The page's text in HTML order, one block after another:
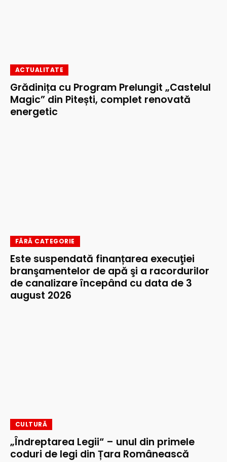
ACTUALITATE
Grădinița cu Program Prelungit „Castelul
Magic” din Pitești, complet renovată
energetic
FĂRĂ CATEGORIE
Este suspendată finanțarea execuţiei
branşamentelor de apă şi a racordurilor
de canalizare începând cu data de 3
august 2026
CULTURĂ
„Îndreptarea Legii“ – unul din primele
coduri de legi din Țara Românească